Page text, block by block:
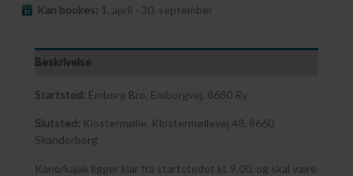
Kan bookes: 1. april - 30. september
Beskrivelse
Startsted: Emborg Bro, Emborgvej, 8680 Ry
Slutsted: Klostermølle, Klostermøllevej 48, 8660
Skanderborg
Kano/kajak ligger klar fra startstedet kl. 9.00, og skal være